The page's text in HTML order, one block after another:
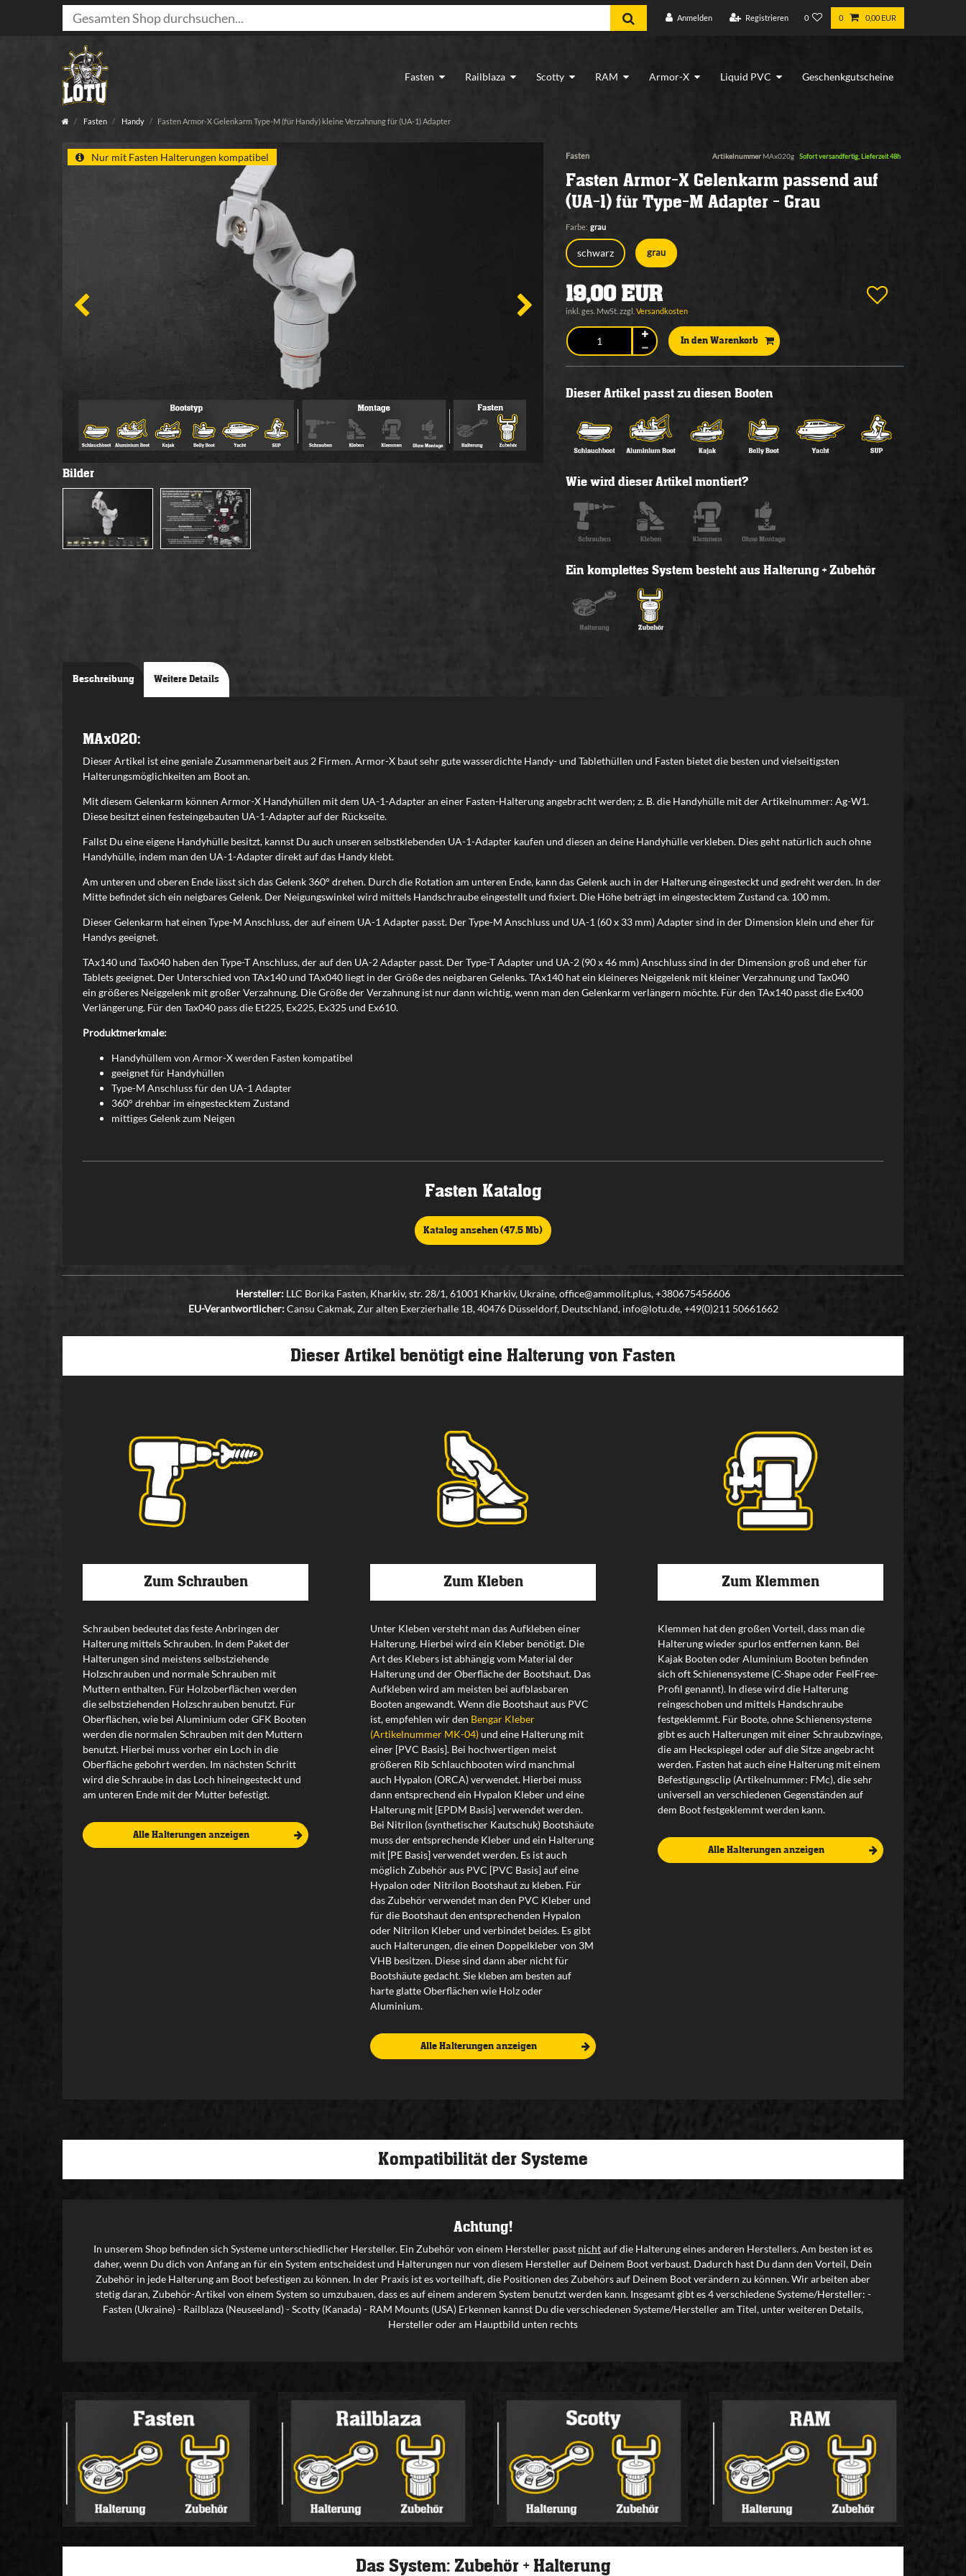
Anmelden Registrieren 0 0 0,00 EUR
Fasten Railblaza Scotty RAM Armor-X Liquid PVC Geschenkgutscheine
Fasten Handy Fasten Armor-X Gelenkarm Type-M (für Handy) kleine Verzahnung für (UA-1) Adapter
Nur mit Fasten Halterungen kompatibel
Bilder
Fasten Artikelnummer MAx020g Sofort versandfertig, Lieferzeit 48h
Fasten Armor-X Gelenkarm passend auf
(UA-1) für Type-M Adapter - Grau
Farbe: grau
schwarz grau
19,00 EUR
inkl. ges. MwSt. zzgl. Versandkosten
In den Warenkorb
Dieser Artikel passt zu diesen Booten
Wie wird dieser Artikel montiert?
Ein komplettes System besteht aus Halterung + Zubehör
Beschreibung Weitere Details
MAx020:
Dieser Artikel ist eine geniale Zusammenarbeit aus 2 Firmen. Armor-X baut sehr gute wasserdichte Handy- und Tablethüllen und Fasten bietet die besten und vielseitigsten
Halterungsmöglichkeiten am Boot an.
Mit diesem Gelenkarm können Armor-X Handyhüllen mit dem UA-1-Adapter an einer Fasten-Halterung angebracht werden; z. B. die Handyhülle mit der Artikelnummer: Ag-W1.
Diese besitzt einen festeingebauten UA-1-Adapter auf der Rückseite.
Fallst Du eine eigene Handyhülle besitzt, kannst Du auch unseren selbstklebenden UA-1-Adapter kaufen und diesen an deine Handyhülle verkleben. Dies geht natürlich auch ohne
Handyhülle, indem man den UA-1-Adapter direkt auf das Handy klebt.
Am unteren und oberen Ende lässt sich das Gelenk 360° drehen. Durch die Rotation am unteren Ende, kann das Gelenk auch in der Halterung eingesteckt und gedreht werden. In der
Mitte befindet sich ein neigbares Gelenk. Der Neigungswinkel wird mittels Handschraube eingestellt und fixiert. Die Höhe beträgt im eingestecktem Zustand ca. 100 mm.
Dieser Gelenkarm hat einen Type-M Anschluss, der auf einem UA-1 Adapter passt. Der Type-M Anschluss und UA-1 (60 x 33 mm) Adapter sind in der Dimension klein und eher für
Handys geeignet.
TAx140 und Tax040 haben den Type-T Anschluss, der auf den UA-2 Adapter passt. Der Type-T Adapter und UA-2 (90 x 46 mm) Anschluss sind in der Dimension groß und eher für
Tablets geeignet. Der Unterschied von TAx140 und TAx040 liegt in der Größe des neigbaren Gelenks. TAx140 hat ein kleineres Neiggelenk mit kleiner Verzahnung und Tax040
ein größeres Neiggelenk mit großer Verzahnung. Die Größe der Verzahnung ist nur dann wichtig, wenn man den Gelenkarm verlängern möchte. Für den TAx140 passt die Ex400
Verlängerung. Für den Tax040 pass die Et225, Ex225, Ex325 und Ex610.
Produktmerkmale:
Handyhüllem von Armor-X werden Fasten kompatibel
geeignet für Handyhüllen
Type-M Anschluss für den UA-1 Adapter
360° drehbar im eingestecktem Zustand
mittiges Gelenk zum Neigen
Fasten Katalog
Katalog ansehen (47,5 Mb)
Hersteller: LLC Borika Fasten, Kharkiv, str. 28/1, 61001 Kharkiv, Ukraine, office@ammolit.plus, +380675456606
EU-Verantwortlicher:Cansu Cakmak, Zur alten Exerzierhalle 1B, 40476 Düsseldorf, Deutschland, info@lotu.de, +49(0)211 50661662
Dieser Artikel benötigt eine Halterung von Fasten
Zum Schrauben
Schrauben bedeutet das feste Anbringen der
Halterung mittels Schrauben. In dem Paket der
Halterungen sind meistens selbstziehende
Holzschrauben und normale Schrauben mit
Muttern enthalten. Für Holzoberflächen werden
die selbstziehenden Holzschrauben benutzt. Für
Oberflächen, wie bei Aluminium oder GFK Booten
werden die normalen Schrauben mit den Muttern
benutzt. Hierbei muss vorher ein Loch in die
Oberfläche gebohrt werden. Im nächsten Schritt
wird die Schraube in das Loch hineingesteckt und
am unteren Ende mit der Mutter befestigt.
Alle Halterungen anzeigen
Zum Kleben
Unter Kleben versteht man das Aufkleben einer
Halterung. Hierbei wird ein Kleber benötigt. Die
Art des Klebers ist abhängig vom Material der
Halterung und der Oberfläche der Bootshaut. Das
Aufkleben wird am meisten bei aufblasbaren
Booten angewandt. Wenn die Bootshaut aus PVC
ist, empfehlen wir den Bengar Kleber
(Artikelnummer MK-04)und eine Halterung mit
einer [PVC Basis]. Bei hochwertigen meist
größeren Rib Schlauchbooten wird manchmal
auch Hypalon (ORCA) verwendet. Hierbei muss
dann entsprechend ein Hypalon Kleber und eine
Halterung mit [EPDM Basis] verwendet werden.
Bei Nitrilon (synthetischer Kautschuk) Bootshäute
muss der entsprechende Kleber und ein Halterung
mit [PE Basis] verwendet werden. Es ist auch
möglich Zubehör aus PVC [PVC Basis] auf eine
Hypalon oder Nitrilon Bootshaut zu kleben. Für
das Zubehör verwendet man den PVC Kleber und
für die Bootshaut den entsprechenden Hypalon
oder Nitrilon Kleber und verbindet beides. Es gibt
auch Halterungen, die einen Doppelkleber von 3M
VHB besitzen. Diese sind dann aber nicht für
Bootshäute gedacht. Sie kleben am besten auf
harte glatte Oberflächen wie Holz oder
Aluminium.
Alle Halterungen anzeigen
Zum Klemmen
Klemmen hat den großen Vorteil, dass man die
Halterung wieder spurlos entfernen kann. Bei
Kajak Booten oder Aluminium Booten befinden
sich oft Schienensysteme (C-Shape oder FeelFree-
Profil genannt). In diese wird die Halterung
reingeschoben und mittels Handschraube
festgeklemmt. Für Boote, ohne Schienensysteme
gibt es auch Halterungen mit einer Schraubzwinge,
die am Heckspiegel oder auf die Sitze angebracht
werden. Fasten hat auch eine Halterung mit einem
Befestigungsclip (Artikelnummer: FMc), die sehr
universell an verschiedenen Gegenständen auf
dem Boot festgeklemmt werden kann.
Alle Halterungen anzeigen
Kompatibilität der Systeme
Achtung!
In unserem Shop befinden sich Systeme unterschiedlicher Hersteller. Ein Zubehör von einem Hersteller passt nichtauf die Halterung eines anderen Herstellers. Am besten ist es
daher, wenn Du dich von Anfang an für ein System entscheidest und Halterungen nur von diesem Hersteller auf Deinem Boot verbaust. Dadurch hast Du dann den Vorteil, Dein
Zubehör in jede Halterung am Boot befestigen zu können. In der Praxis ist es vorteilhaft, die Positionen des Zubehörs auf Deinem Boot verändern zu können. Wir arbeiten aber
stetig daran, Zubehör-Artikel von einem System so umzubauen, dass es auf einem anderem System benutzt werden kann. Insgesamt gibt es 4 verschiedene Systeme/Hersteller: -
Fasten (Ukraine) - Railblaza (Neuseeland) - Scotty (Kanada) - RAM Mounts (USA) Erkennen kannst Du die verschiedenen Systeme/Hersteller am Titel, unter weiteren Details,
Hersteller oder am Hauptbild unten rechts
Das System: Zubehör + Halterung